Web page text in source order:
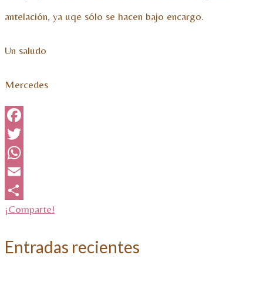
antelación, ya uqe sólo se hacen bajo encargo.
Un saludo
Mercedes
Facebook
Twitter
WhatsApp
Email
¡Comparte!
Entradas recientes